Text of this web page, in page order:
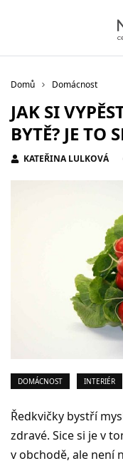
Domů Domácnost
JAK SI
BYTĚ? JE TO
KATEŘINA LULKOVÁ
DOMÁCNOST INTERIÉR
Ředkvičky bystří
zdravé. Sice si je v
v obchodě, ale není